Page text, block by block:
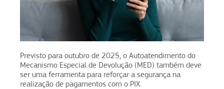
Previsto para outubro de 2025, o Autoatendimento do
Mecanismo Especial de Devolução (MED) também deve
ser uma ferramenta para reforçar a segurança na
realização de pagamentos com o PIX.